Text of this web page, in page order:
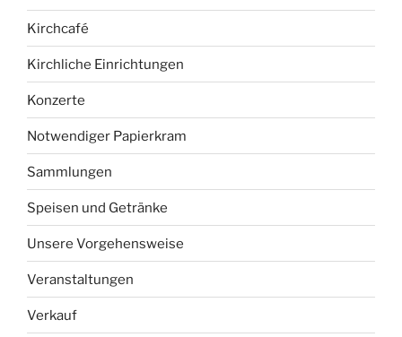
Kirchcafé
Kirchliche Einrichtungen
Konzerte
Notwendiger Papierkram
Sammlungen
Speisen und Getränke
Unsere Vorgehensweise
Veranstaltungen
Verkauf